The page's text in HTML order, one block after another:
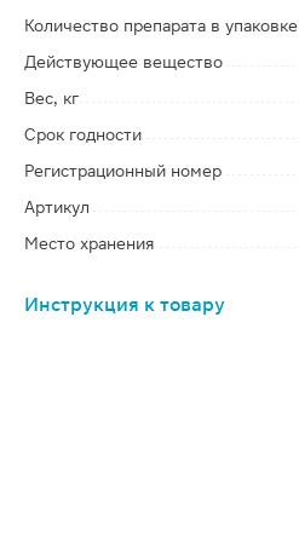
Количество препарата в упаковке
Действующее вещество
Вес, кг
Срок годности
Регистрационный номер
Артикул
Место хранения
Инструкция к товару